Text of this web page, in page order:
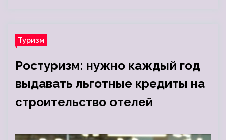
Туризм
Ростуризм: нужно каждый год
выдавать льготные кредиты на
строительство отелей